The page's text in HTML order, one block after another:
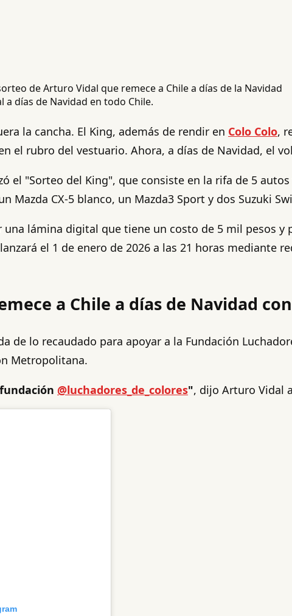
días de Navidad en todo Chile.
la cancha. El King, además de rendir en Colo Colo,
el rubro del vestuario. Ahora, a días de Navidad, el
el "Sorteo del King", que consiste en la rifa de 5
Mazda CX-5 blanco, un Mazda3 Sport y dos Suzuki
una lámina digital que tiene un costo de 5 mil pesos y
el 1 de enero de 2026 a las 21 horas mediante
a Chile a días de Navidad
de lo recaudado para apoyar a la Fundación
Metropolitana.
@luchadores_de_colores", dijo Arturo Vidal